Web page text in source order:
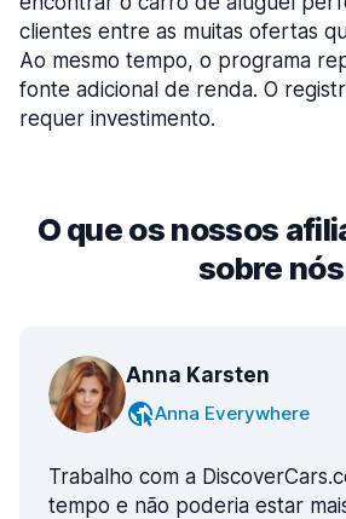
clientes entre as muitas ofertas
Ao mesmo tempo, o programa
fonte adicional de renda. O
requer investimento.
O que os nossos
sobre nós
Anna Karsten
Anna Everywhere
Trabalho com a
tempo e não poderia estar